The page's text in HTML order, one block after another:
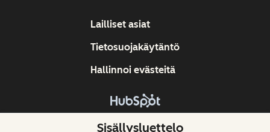
Sisällysluettelo
Tekijänoikeus © 2026 HubSpot, Inc.
Lailliset asiat
Tietosuojakäytäntö
Hallinnoi evästeitä